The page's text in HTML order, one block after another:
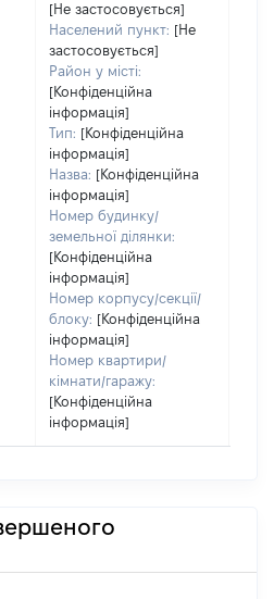
[Не застосовується]
Населений пункт: [Не
застосовується]
Район у місті:
[Конфіденційна
інформація]
Тип: [Конфіденційна
інформація]
Назва: [Конфіденційна
інформація]
Номер будинку/
земельної ділянки:
[Конфіденційна
інформація]
Номер корпусу/секції/
блоку: [Конфіденційна
інформація]
Номер квартири/
кімнати/гаражу:
[Конфіденційна
інформація]